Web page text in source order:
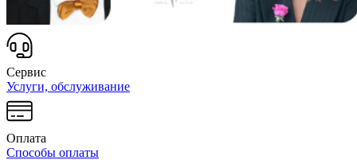
Сервис
Услуги, обслуживание
Оплата
Способы оплаты